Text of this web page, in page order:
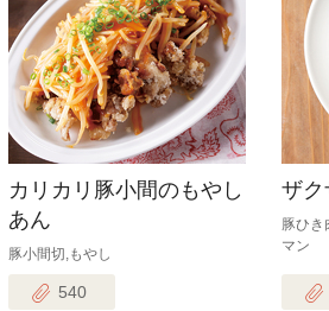
カリカリ豚小間のもやし
あん
豚小間切,もやし
540
ザク
豚ひき
マン